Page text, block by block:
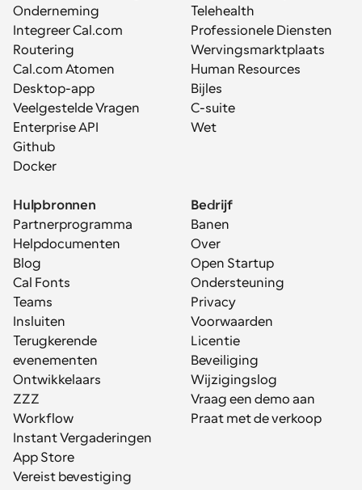
Onderneming
Integreer Cal.com
Routering
Cal.com Atomen
Desktop-app
Veelgestelde Vragen
Enterprise API
Github
Docker
Telehealth
Professionele Diensten
Wervingsmarktplaats
Human Resources
Bijles
C-suite
Wet
Hulpbronnen
Partnerprogramma
Helpdocumenten
Blog
Cal Fonts
Teams
Insluiten
Terugkerende
evenementen
Ontwikkelaars
ZZZ
Workflow
Instant Vergaderingen
App Store
Vereist bevestiging
Bedrijf
Banen
Over
Open Startup
Ondersteuning
Privacy
Voorwaarden
Licentie
Beveiliging
Wijzigingslog
Vraag een demo aan
Praat met de verkoop